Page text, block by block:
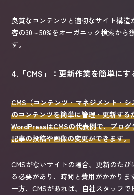
良質なコンテンツと適切なサイト構
客の30～50%をオーガニック検索から
す。
4.「CMS」：更新作業を簡単にす
CMS（コンテンツ・マネジメント・
のコンテンツを簡単に管理・更新する
WordPressはCMSの代表例で、プロ
記事の投稿や画像の変更ができます。
CMSがないサイトの場合、更新のた
る必要があり、時間と費用がかかりま
一方、CMSがあれば、自社スタッフ